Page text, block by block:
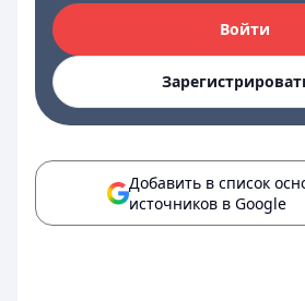
Войти
Добавить в список
источников в Google